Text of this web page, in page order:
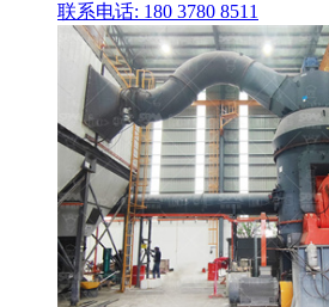
联系电话: 180 3780 8511